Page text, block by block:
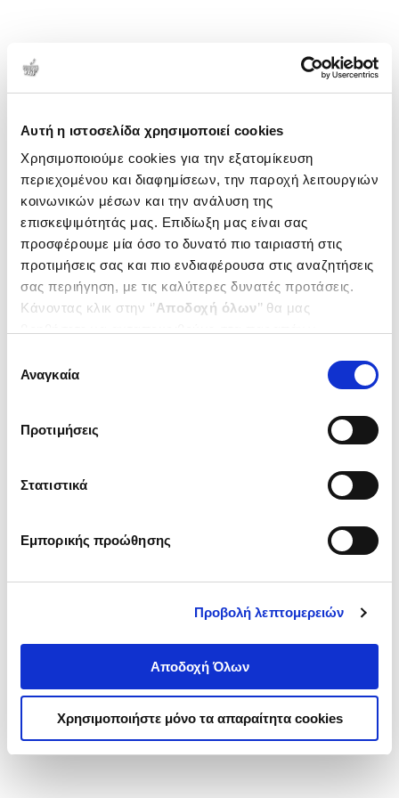
Αυτή η ιστοσελίδα χρησιμοποιεί cookies
Χρησιμοποιούμε cookies για την εξατομίκευση
περιεχομένου και διαφημίσεων, την παροχή λειτουργιών
κοινωνικών μέσων και την ανάλυση της
επισκεψιμότητάς μας. Επιδίωξη μας είναι σας
προσφέρουμε μία όσο το δυνατό πιο ταιριαστή στις
προτιμήσεις σας και πιο ενδιαφέρουσα στις αναζητήσεις
σας περιήγηση, με τις καλύτερες δυνατές προτάσεις.
Κάνοντας κλικ στην ‘’Αποδοχή όλων’’ θα μας
ενδιαφέρουν και να επιλέξετε από τα παρακάτω με την
΄΄και να ενημερωθείτε σχετικά με
συγκατάθεσης
Αναγκαία
Προτιμήσεις
Στατιστικά
Εμπορικής προώθησης
Προβολή λεπτομερειών
Αποδοχή Όλων
Χρησιμοποιήστε μόνο τα απαραίτητα cookies